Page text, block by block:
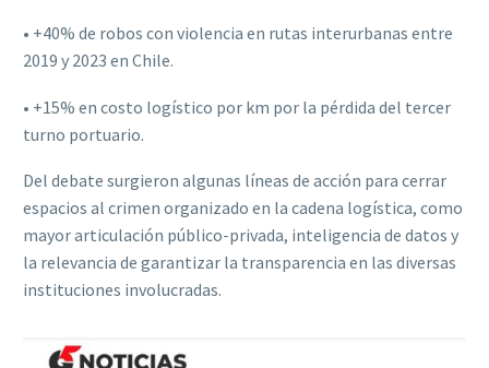
• +40% de robos con violencia en rutas interurbanas entre
2019 y 2023 en Chile.
• +15% en costo logístico por km por la pérdida del tercer
turno portuario.
Del debate surgieron algunas líneas de acción para cerrar
espacios al crimen organizado en la cadena logística, como
mayor articulación público-privada, inteligencia de datos y
la relevancia de garantizar la transparencia en las diversas
instituciones involucradas.